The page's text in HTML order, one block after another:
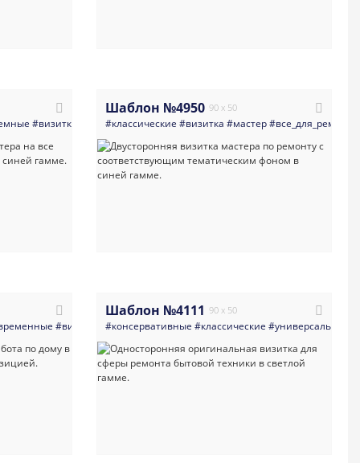
#мастер_на_все_руки#минимализм #темная_визитка
#визитка #дома_и_коттеджи#строитель#сантехника #электрика
Шаблон №4950 90 x 50
#классические #визитка #мастер#все_для_ремонта
#мастер_на_все_руки
#визитка #работа_по_дому_мастера_разнорабочие#строитель
Шаблон №4111 90 x 50
#консервативные #классические #универсальные